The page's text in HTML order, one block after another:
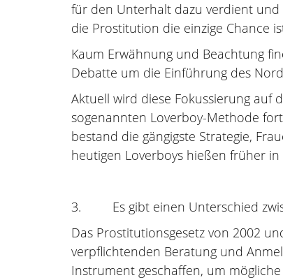
für den Unterhalt dazu verdient
die Prostitution die einzige Chance
Kaum Erwähnung und Beachtung
Debatte um die Einführung des
Aktuell wird diese Fokussierung
sogenannten Loverboy-Methode
bestand die gängigste Strategie,
heutigen Loverboys hießen früher
3. Es gibt einen Unterschied
Das Prostitutionsgesetz von 2002
verpflichtenden Beratung und
Instrument geschaffen, um